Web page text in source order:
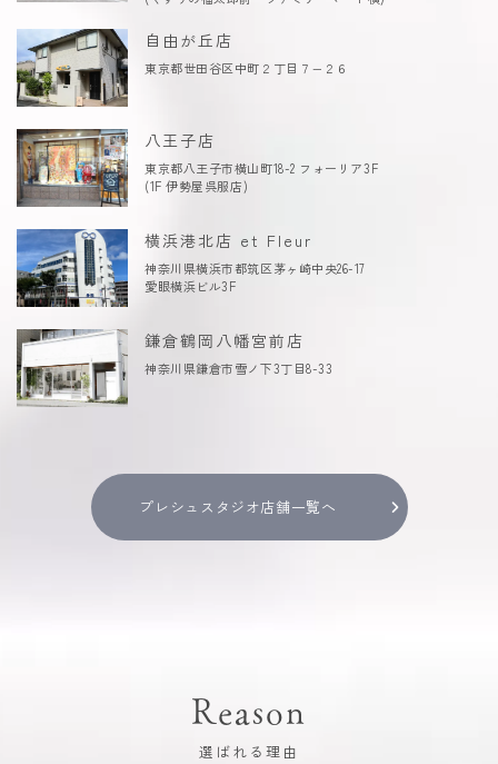
自由が丘店
東京都世田谷区中町２丁目７−２６
八王子店
東京都八王子市横山町18-2 フォーリア3F
(1F 伊勢屋呉服店)
横浜港北店 et Fleur
神奈川県横浜市都筑区茅ヶ崎中央26-17
愛眼横浜ビル3F
鎌倉鶴岡八幡宮前店
神奈川県鎌倉市雪ノ下3丁目8-33
プレシュスタジオ店舗一覧へ
Reason
選ばれる理由